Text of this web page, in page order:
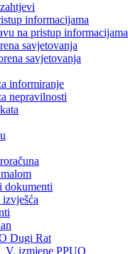
informacijama
na pristup informacijama
savjetovanja
savjetovanja
informiranje
nepravilnosti
dokumenti
Dugi Rat
V. izmjene PPUO